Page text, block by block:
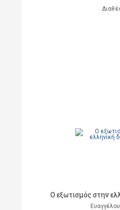
Ο εξωτισμός στην